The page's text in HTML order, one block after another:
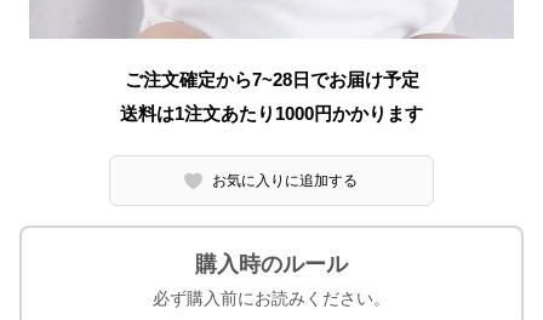
ご注文確定から7~28日でお届け予定
送料は1注文あたり 1000円かかります
お気に入りに追加する
購入時のルール
必ず購入前にお読みください。